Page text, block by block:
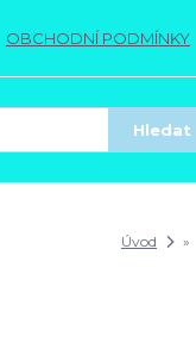
OBCHODNÍ PODMÍNKY
Hledat
Úvod »